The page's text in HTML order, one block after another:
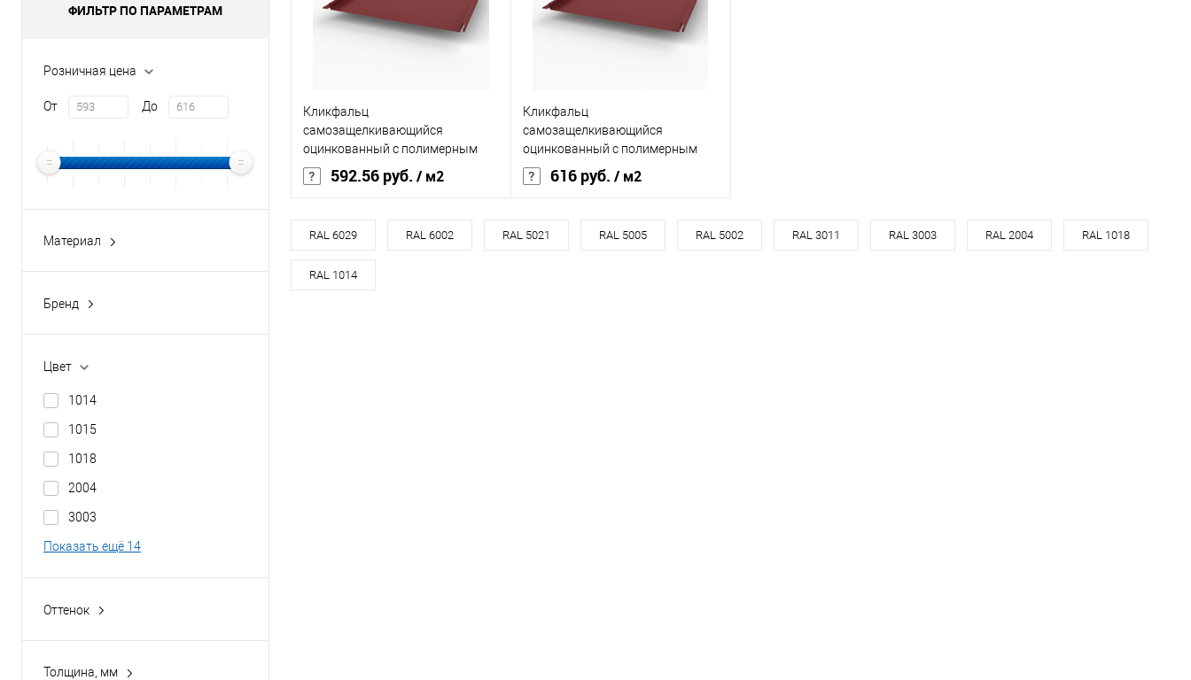
ФИЛЬТР ПО ПАРАМЕТРАМ
Розничная цена
От До
Материал
Бренд
Цвет
1014
1015
1018
2004
3003
Показать ещё 14
Оттенок
Толщина, мм
Кликфальц
самозащелкивающийся
оцинкованный с полимерным
покрытием 0,5х542мм RAL 3011
592.56 руб. / м2
Основа покрытия полиэстер
Оттенок
Толщина покрытия, мкм
Кликфальц
самозащелкивающийся
оцинкованный с полимерным
покрытием 0,45х542мм RAL 3011
616 руб. / м2
Основа покрытия полиэстер
RAL 6029 RAL 6002 RAL 5021 RAL 5005 RAL 5002 RAL 3011 RAL 3003 RAL 2004 RAL 1018
RAL 1014